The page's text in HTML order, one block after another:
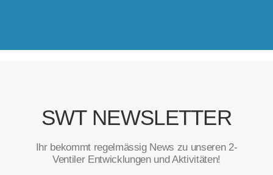
SWT NEWSLETTER
Ihr bekommt regelmässig News zu unseren 2-
Ventiler Entwicklungen und Aktivitäten!